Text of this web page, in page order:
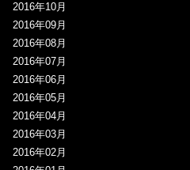
2016年10月
2016年09月
2016年08月
2016年07月
2016年06月
2016年05月
2016年04月
2016年03月
2016年02月